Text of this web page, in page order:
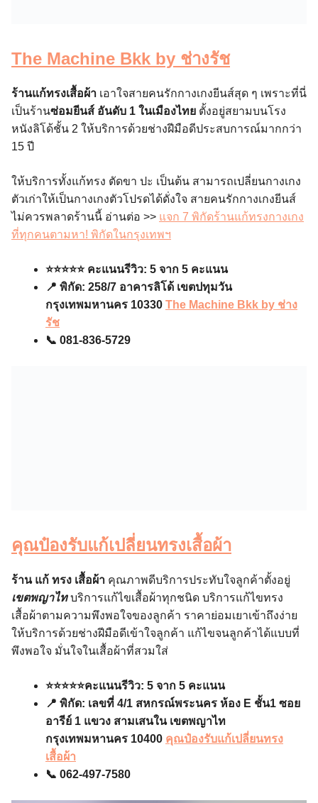
The Machine Bkk by ช่างรัช
ร้านแก้ทรงเสื้อผ้า เอาใจสายคนรักกางเกงยีนส์สุด ๆ เพราะที่นี่
เป็นร้านซ่อมยีนส์ อันดับ 1 ในเมืองไทย ตั้งอยู่สยามบนโรง
หนังลิโด้ชั้น 2 ให้บริการด้วยช่างฝีมือดีประสบการณ์มากกว่า
15 ปี
ให้บริการทั้งแก้ทรง ตัดขา ปะ เป็นต้น สามารถเปลี่ยนกางเกง
ตัวเก่าให้เป็นกางเกงตัวโปรดได้ดั่งใจ สายคนรักกางเกงยีนส์
ไม่ควรพลาดร้านนี้ อ่านต่อ >> แจก 7 พิกัดร้านแก้ทรงกางเกง
ที่ทุกคนตามหา! พิกัดในกรุงเทพฯ
⭐️⭐️⭐️⭐️⭐️ คะแนนรีวิว: 5 จาก 5 คะแนน
📍 พิกัด: 258/7 อาคารลิโด้ เขตปทุมวัน
กรุงเทพมหานคร 10330 The Machine Bkk by ช่าง
รัช
📞 081-836-5729
คุณป๋องรับแก้เปลี่ยนทรงเสื้อผ้า
ร้าน แก้ ทรง เสื้อผ้า คุณภาพดีบริการประทับใจลูกค้าตั้งอยู่
เขตพญาไทบริการแก้ไขเสื้อผ้าทุกชนิด บริการแก้ไขทรง
เสื้อผ้าตามความพึงพอใจของลูกค้า ราคาย่อมเยาเข้าถึงง่าย
ให้บริการด้วยช่างฝีมือดีเข้าใจลูกค้า แก้ไขจนลูกค้าได้แบบที่
พึงพอใจ มั่นใจในเสื้อผ้าที่สวมใส่
⭐️⭐️⭐️⭐️⭐️คะแนนรีวิว: 5 จาก 5 คะแนน
📍 พิกัด: เลขที่ 4/1 สหกรณ์พระนคร ห้อง E ชั้น1 ซอย
อารีย์ 1 แขวง สามเสนใน เขตพญาไท
กรุงเทพมหานคร 10400 คุณป๋องรับแก้เปลี่ยนทรง
เสื้อผ้า
📞 062-497-7580